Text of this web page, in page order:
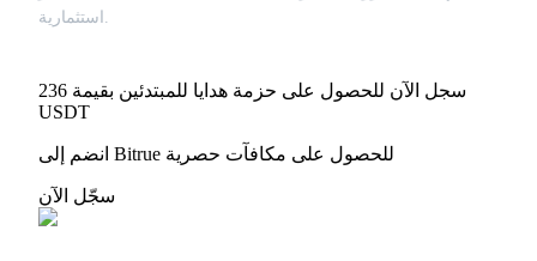
المزيد من الفعاليات
مركز المكافآت
سجل الآن للحصول على حزمة هدايا للمبتدئين بقيمة 236
USDT
انضم إلى Bitrue للحصول على مكافآت حصرية
سجّل الآن